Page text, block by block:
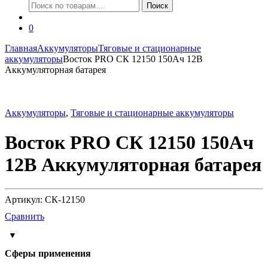
Искать:
Поиск
0
ГлавнаяАккумуляторыТяговые и стационарные
аккумуляторыВосток PRO СК 12150 150Ач 12В
Аккумуляторная батарея
Аккумуляторы, Тяговые и стационарные аккумуляторы
Восток PRO СК 12150 150Ач
12В Аккумуляторная батарея
Артикул: СК-12150
Сравнить
Cферы применения